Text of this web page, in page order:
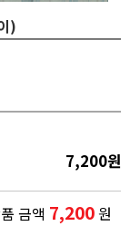
)
7,200원
금액 7,200원